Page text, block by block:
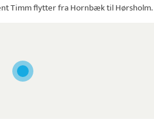
Timmflytter fra Hornbæk til Hørsholm.